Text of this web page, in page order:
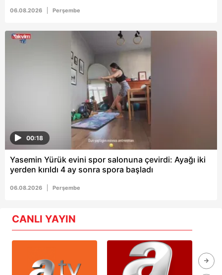
06.08.2026 Perşembe
00:18
Yasemin Yürük evini spor salonuna çevirdi: Ayağı iki
yerden kırıldı 4 ay sonra spora başladı
06.08.2026 Perşembe
CANLI YAYIN